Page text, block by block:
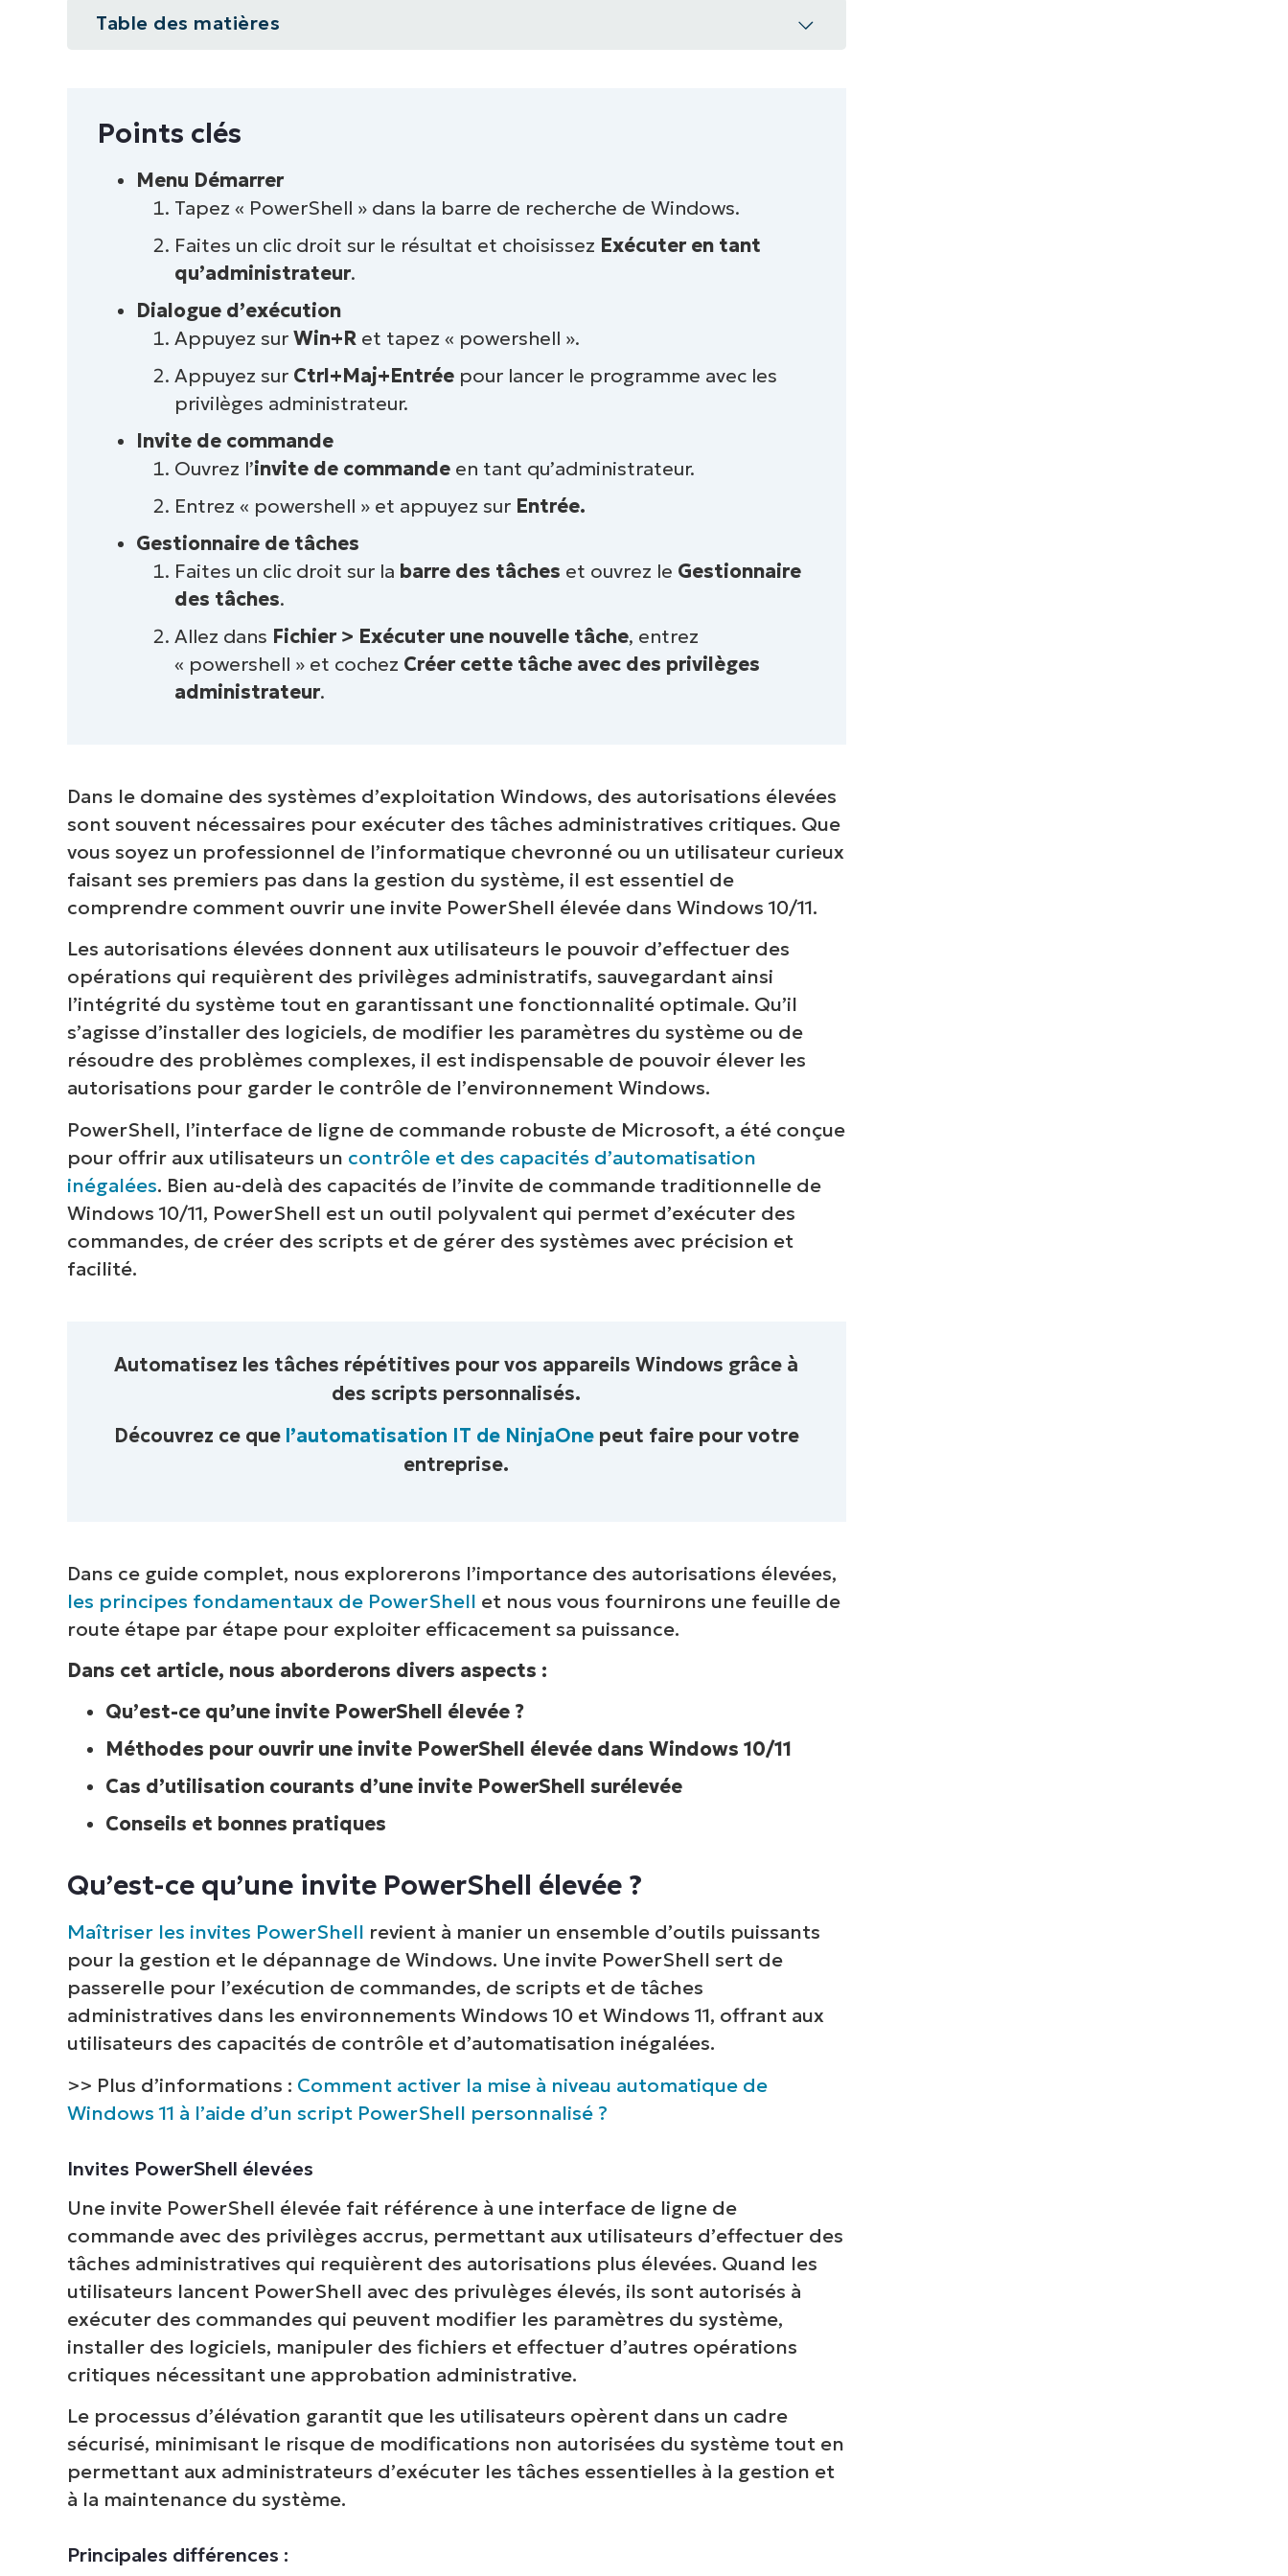
Table des matières
Qu’est-ce qu’une invite PowerShell élevée ?
Cas d’utilisation courants d’une invite PowerShell élevée
Conseils et bonnes pratiques
En résumé
Points clés
Menu Démarrer
Tapez « PowerShell » dans la barre de recherche de Windows.
Faites un clic droit sur le résultat et choisissez Exécuter en tant
qu’administrateur.
Dialogue d’exécution
Appuyez sur Win+Ret tapez « powershell ».
Appuyez sur Ctrl+Maj+Entréepour lancer le programme avec les
privilèges administrateur.
Invite de commande
Ouvrez l’invite de commandeen tant qu’administrateur.
Entrez « powershell » et appuyez sur Entrée.
Gestionnaire de tâches
Faites un clic droit sur la barre des tâches et ouvrez le Gestionnaire
des tâches.
Allez dans Fichier > Exécuter une nouvelle tâche, entrez
« powershell » et cochez Créer cette tâche avec des privilèges
administrateur.
Dans le domaine des systèmes d’exploitation Windows, des autorisations élevées
sont souvent nécessaires pour exécuter des tâches administratives critiques. Que
vous soyez un professionnel de l’informatique chevronné ou un utilisateur curieux
faisant ses premiers pas dans la gestion du système, il est essentiel de
comprendre comment ouvrir une invite PowerShell élevée dans Windows 10/11.
Les autorisations élevées donnent aux utilisateurs le pouvoir d’effectuer des
opérations qui requièrent des privilèges administratifs, sauvegardant ainsi
l’intégrité du système tout en garantissant une fonctionnalité optimale. Qu’il
s’agisse d’installer des logiciels, de modifier les paramètres du système ou de
résoudre des problèmes complexes, il est indispensable de pouvoir élever les
autorisations pour garder le contrôle de l’environnement Windows.
PowerShell, l’interface de ligne de commande robuste de Microsoft, a été conçue
pour offrir aux utilisateurs un contrôle et des capacités d’automatisation
inégalées. Bien au-delà des capacités de l’invite de commande traditionnelle de
Windows 10/11, PowerShell est un outil polyvalent qui permet d’exécuter des
commandes, de créer des scripts et de gérer des systèmes avec précision et
facilité.
Automatisez les tâches répétitives pour vos appareils Windows grâce à
des scripts personnalisés.
Découvrez ce que l’automatisation IT de NinjaOnepeut faire pour votre
entreprise.
Dans ce guide complet, nous explorerons l’importance des autorisations élevées,
les principes fondamentaux de PowerShell et nous vous fournirons une feuille de
route étape par étape pour exploiter efficacement sa puissance.
Dans cet article, nous aborderons divers aspects :
Qu’est-ce qu’une invite PowerShell élevée ?
Méthodes pour ouvrir une invite PowerShell élevée dans Windows 10/11
Cas d’utilisation courants d’une invite PowerShell surélevée
Conseils et bonnes pratiques
Qu’est-ce qu’une invite PowerShell élevée ?
Maîtriser les invites PowerShell revient à manier un ensemble d’outils puissants
pour la gestion et le dépannage de Windows. Une invite PowerShell sert de
passerelle pour l’exécution de commandes, de scripts et de tâches
administratives dans les environnements Windows 10 et Windows 11, offrant aux
utilisateurs des capacités de contrôle et d’automatisation inégalées.
>> Plus d’informations : Comment activer la mise à niveau automatique de
Windows 11 à l’aide d’un script PowerShell personnalisé ?
Invites PowerShell élevées
Une invite PowerShell élevée fait référence à une interface de ligne de
commande avec des privilèges accrus, permettant aux utilisateurs d’effectuer des
tâches administratives qui requièrent des autorisations plus élevées. Quand les
utilisateurs lancent PowerShell avec des privulèges élevés, ils sont autorisés à
exécuter des commandes qui peuvent modifier les paramètres du système,
installer des logiciels, manipuler des fichiers et effectuer d’autres opérations
critiques nécessitant une approbation administrative.
Le processus d’élévation garantit que les utilisateurs opèrent dans un cadre
sécurisé, minimisant le risque de modifications non autorisées du système tout en
permettant aux administrateurs d’exécuter les tâches essentielles à la gestion et
à la maintenance du système.
Principales différences :
Parcourez nos démonstrations à la demande pour
découvrir comment NinjaOne simplifie les tâches
informatiques telles que la gestion des terminaux, les
correctifs, le MDM, la gestion des tickets et bien plus